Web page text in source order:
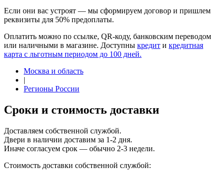
Если они вас устроят — мы сформируем договор и пришлем
реквизиты для 50% предоплаты.
Оплатить можно по ссылке, QR-коду, банковским переводом
или наличными в магазине. Доступны кредит и кредитная
карта с льготным периодом до 100 дней.
Москва и область
|
Регионы России
Сроки и стоимость доставки
Доставляем собственной службой.
Двери в наличии доставим за 1-2 дня.
Иначе согласуем срок — обычно 2-3 недели.
Стоимость доставки собственной службой: